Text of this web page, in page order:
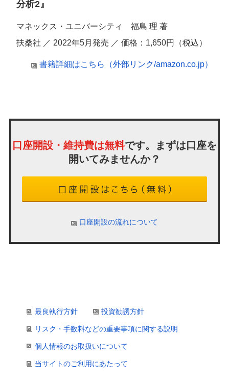
分析2』
マネックス・ユニバーシティ 福島 理 著
扶桑社 ／ 2022年5月発売 ／ 価格：1,650円（税込）
書籍詳細はこちら（外部リンク/amazon.co.jp）
口座開設・維持費は無料です。まずは口座を
開いてみませんか？
口座開設の流れについて
最良執行方針 投資勧誘方針
リスク・手数料などの重要事項に関する説明
個人情報のお取扱いについて
当サイトのご利用にあたって